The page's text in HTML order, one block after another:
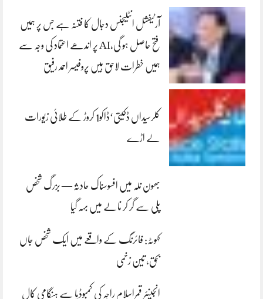
آرٹیفشل انٹلیجنس دجال کا فتنہ ہے جس پر ہمیں
فتح حاصل ہو گی،AI پر اندھے اعتماد کی وجہ سے
ہمیں خطرات لاحق ہیں پروفیسر احمد رفیق
کلرسیداں ڈکیتی‘ڈاکو1 کروڑ کے طلائی زیورات
لے اڑے
بھون نلہ میں افسوسناک حادثہ — بزرگ شخص
پلی سے گر کر نالے میں بہہ گیا
کہوٹہ: فائرنگ کے واقعے میں ایک شخص جاں
بحق، تین زخمی
انجینئر قمراسلام راجہ کی کمبوڈیا سے ہنگامی کال